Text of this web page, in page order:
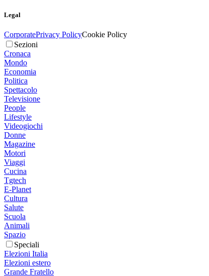
Legal
CorporatePrivacy PolicyCookie Policy
Sezioni
Cronaca
Mondo
Economia
Politica
Spettacolo
Televisione
People
Lifestyle
Videogiochi
Donne
Magazine
Motori
Viaggi
Cucina
Tgtech
E-Planet
Cultura
Salute
Scuola
Animali
Spazio
Speciali
Elezioni Italia
Elezioni estero
Grande Fratello